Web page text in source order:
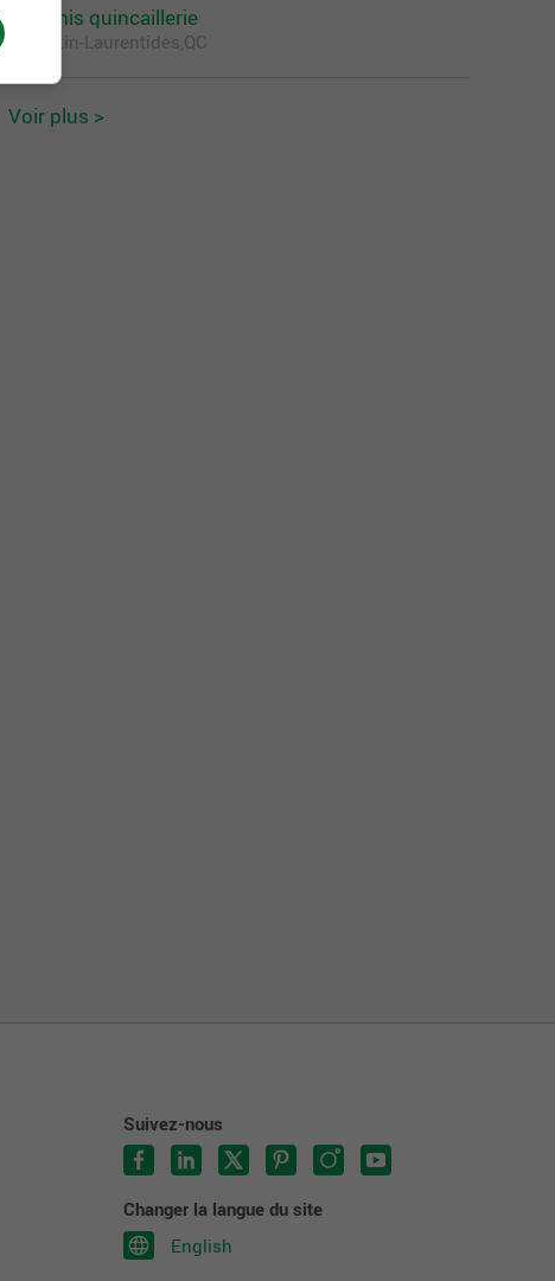
Commis quincaillerie
Saint-Lin-Laurentides,QC
Voir plus >
Suivez-nous
Changer la langue du site
English